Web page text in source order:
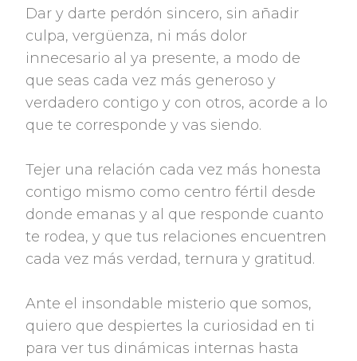
Dar y darte perdón sincero, sin añadir
culpa, vergüenza, ni más dolor
innecesario al ya presente, a modo de
que seas cada vez más generoso y
verdadero contigo y con otros, acorde a lo
que te corresponde y vas siendo.
Tejer una relación cada vez más honesta
contigo mismo como centro fértil desde
donde emanas y al que responde cuanto
te rodea, y que tus relaciones encuentren
cada vez más verdad, ternura y gratitud.
Ante el insondable misterio que somos,
quiero que despiertes la curiosidad en ti
para ver tus dinámicas internas hasta